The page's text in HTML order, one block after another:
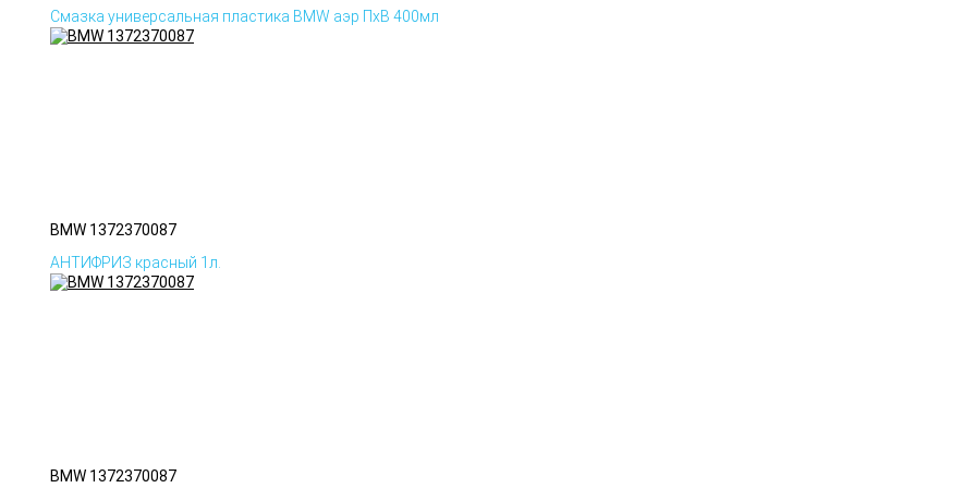
Смазка универсальная пластика BMW аэр ПхВ 400мл
BMW 1372370087
АНТИФРИЗ красный 1л.
BMW 1372370087